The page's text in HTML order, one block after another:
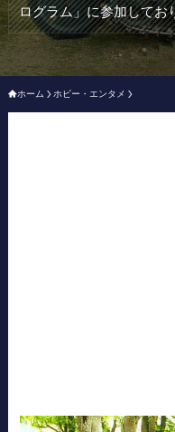
ログラム」に参加してお
ホーム ホビー・エンタメ